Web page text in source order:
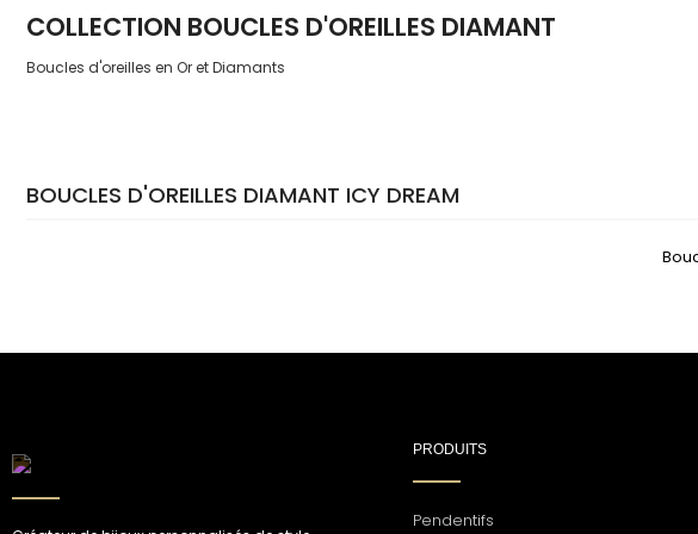
COLLECTION BOUCLES D'OREILLES DIAMANT
Boucles d'oreilles en Or et Diamants
BOUCLES D'OREILLES DIAMANT ICY DREAM
PRODUITS
Pendentifs